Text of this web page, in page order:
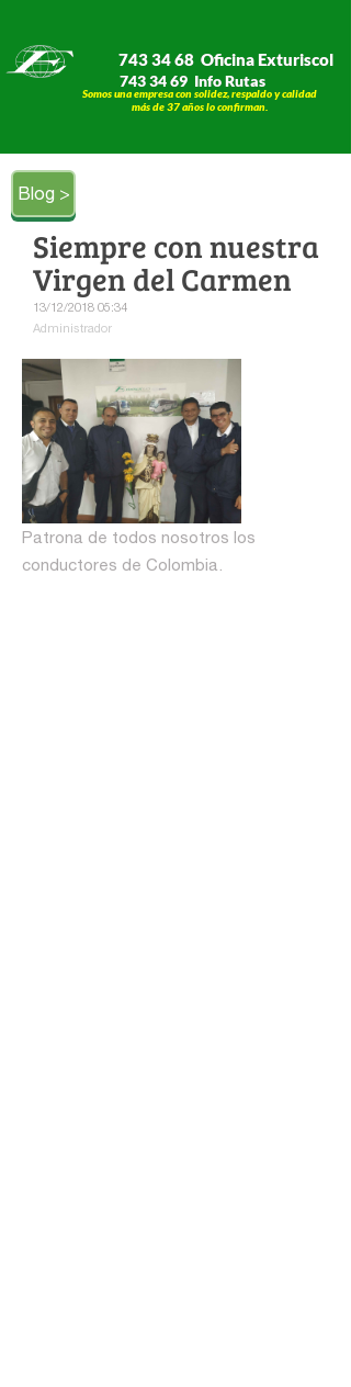
743 34 68 Oficina Exturiscol
Somos una empresa con solidez, respaldo y calidad
​​​​​​​más de 37 años lo confirman.
743 34 69 Info Rutas
Siempre con nuestra
Virgen del Carmen
13/12/2018 05:34
Administrador
Patrona de todos nosotros los
conductores de Colombia.
Blog >